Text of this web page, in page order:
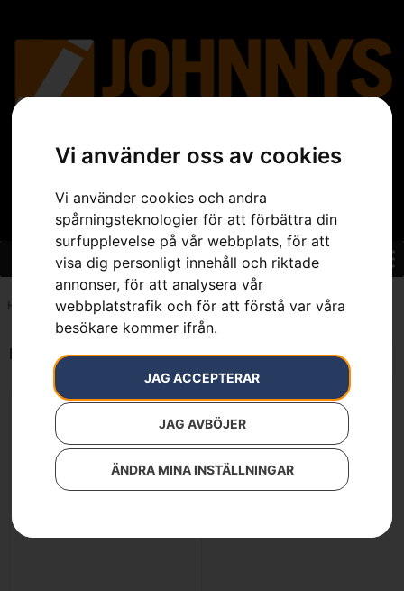
Vi använder oss av cookies
Vi använder cookies och andra
spårningsteknologier för att förbättra din
surfupplevelse på vår webbplats, för att
visa dig personligt innehåll och riktade
annonser, för att analysera vår
webbplatstrafik och för att förstå var våra
besökare kommer ifrån.
JAG ACCEPTERAR
JAG AVBÖJER
ÄNDRA MINA INSTÄLLNINGAR
Hem 7392930545274
Endast ett sökresultat